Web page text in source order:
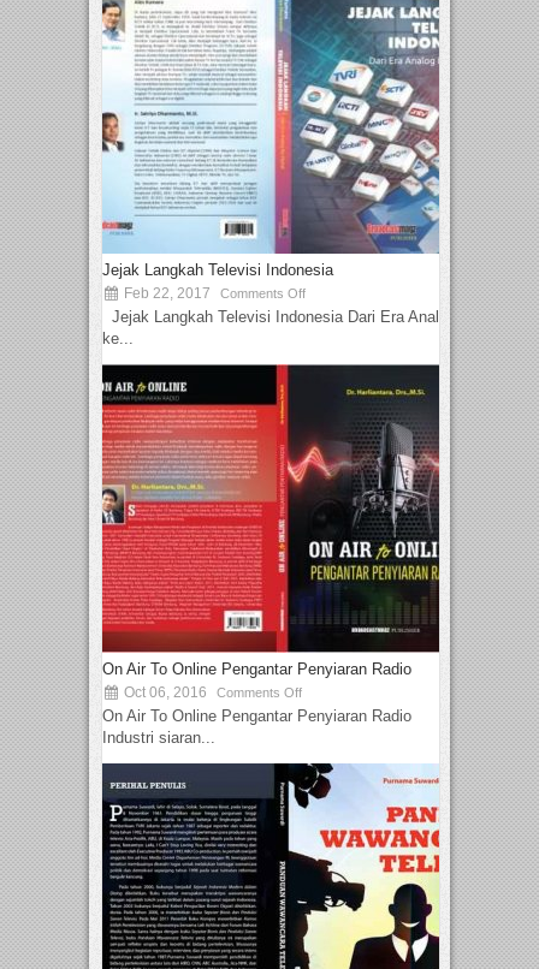
Jejak Langkah Televisi Indonesia
Feb 22, 2017 Comments Off
Jejak Langkah Televisi Indonesia Dari Era Analog
ke...
On Air To Online Pengantar Penyiaran Radio
Oct 06, 2016 Comments Off
On Air To Online Pengantar Penyiaran Radio
Industri siaran...